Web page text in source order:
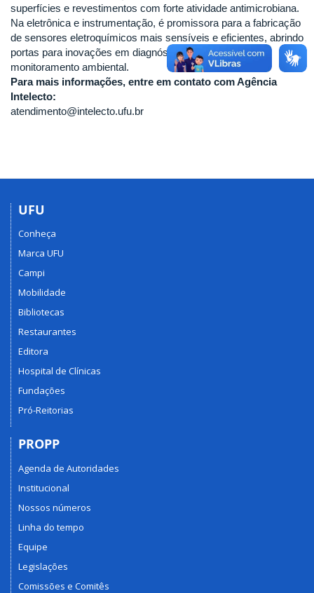
superfícies e revestimentos com forte atividade antimicrobiana.
Na eletrônica e instrumentação, é promissora para a fabricação
de sensores eletroquímicos mais sensíveis e eficientes, abrindo
portas para inovações em diagnósticos rápidos ou
monitoramento ambiental.
Para mais informações, entre em contato com Agência
Intelecto:
atendimento@intelecto.ufu.br
UFU
Conheça
Marca UFU
Campi
Mobilidade
Bibliotecas
Restaurantes
Editora
Hospital de Clínicas
Fundações
Pró-Reitorias
PROPP
Agenda de Autoridades
Institucional
Nossos números
Linha do tempo
Equipe
Legislações
Comissões e Comitês